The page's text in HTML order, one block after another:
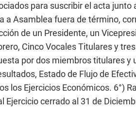
para suscribir el acta junto
a Asamblea fuera de término,
de un Presidente, un
Cinco Vocales Titulares y
por dos miembros titulares y
Estado de Flujo de
los Ejercicios Económicos. 6°)
cerrado al 31 de